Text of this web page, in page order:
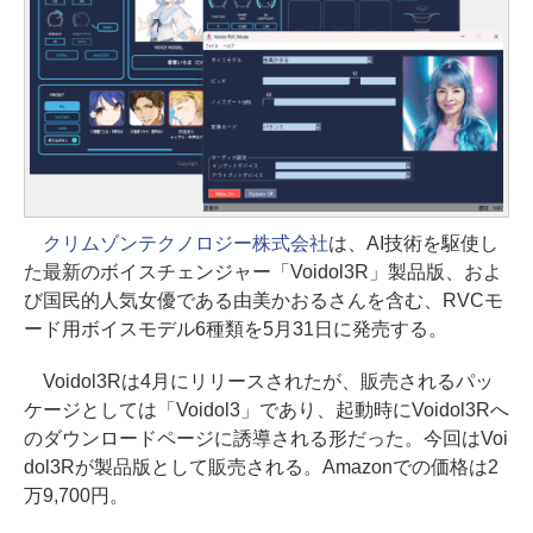
クリムゾンテクノロジー株式会社は、AI技術を駆使し
た最新のボイスチェンジャー「Voidol3R」製品版、およ
び国民的人気女優である由美かおるさんを含む、RVCモ
ード用ボイスモデル6種類を5月31日に発売する。
Voidol3Rは4月にリリースされたが、販売されるパッ
ケージとしては「Voidol3」であり、起動時にVoidol3Rへ
のダウンロードページに誘導される形だった。今回はVoi
dol3Rが製品版として販売される。Amazonでの価格は2
万9,700円。